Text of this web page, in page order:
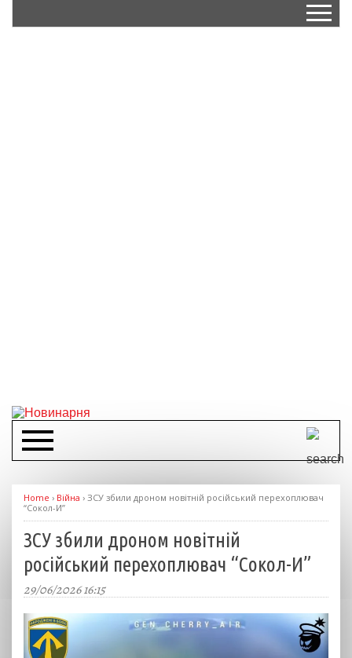
Home › Війна › ЗСУ збили дроном новітній російський перехоплювач
“Сокол-И”
ЗСУ збили дроном новітній
російський перехоплювач “Сокол-И”
29/06/2026 16:15